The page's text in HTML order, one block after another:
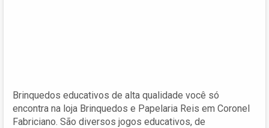
Brinquedos educativos de alta qualidade você só
encontra na loja Brinquedos e Papelaria Reis‎ em Coronel
Fabriciano. São diversos jogos educativos, de